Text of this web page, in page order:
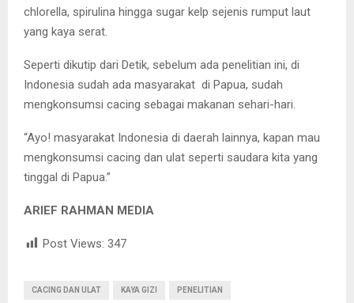
chlorella, spirulina hingga sugar kelp sejenis rumput laut
yang kaya serat.
Seperti dikutip dari Detik, sebelum ada penelitian ini, di
Indonesia sudah ada masyarakat di Papua, sudah
mengkonsumsi cacing sebagai makanan sehari-hari.
“Ayo! masyarakat Indonesia di daerah lainnya, kapan mau
mengkonsumsi cacing dan ulat seperti saudara kita yang
tinggal di Papua.”
ARIEF RAHMAN MEDIA
Post Views: 347
CACING DAN ULAT KAYA GIZI PENELITIAN